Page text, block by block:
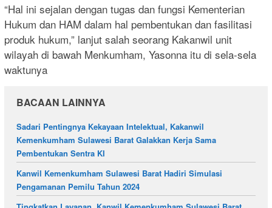
“Hal ini sejalan dengan tugas dan fungsi Kementerian
Hukum dan HAM dalam hal pembentukan dan fasilitasi
produk hukum,” lanjut salah seorang Kakanwil unit
wilayah di bawah Menkumham, Yasonna itu di sela-sela
waktunya
BACAAN LAINNYA
Sadari Pentingnya Kekayaan Intelektual, Kakanwil
Kemenkumham Sulawesi Barat Galakkan Kerja Sama
Pembentukan Sentra KI
Kanwil Kemenkumham Sulawesi Barat Hadiri Simulasi
Pengamanan Pemilu Tahun 2024